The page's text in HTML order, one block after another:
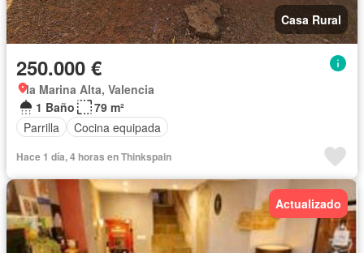
Casa Rural
250.000 €
la Marina Alta, Valencia
1 Baño
79 m²
Parrilla
Cocina equipada
Hace 1 día, 4 horas en Thinkspain
Actualizado